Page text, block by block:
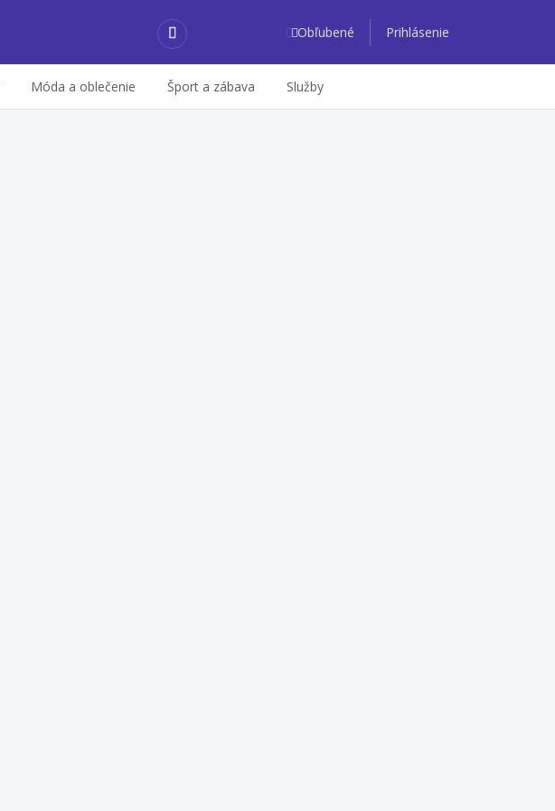
Obľubené Prihlásenie
Móda a oblečenie Šport a zábava Služby